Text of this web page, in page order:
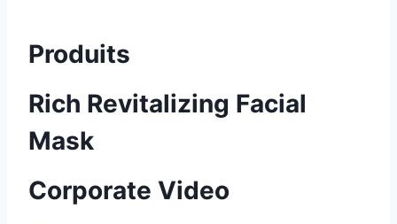
Produits
Rich Revitalizing Facial
Mask
Corporate Video